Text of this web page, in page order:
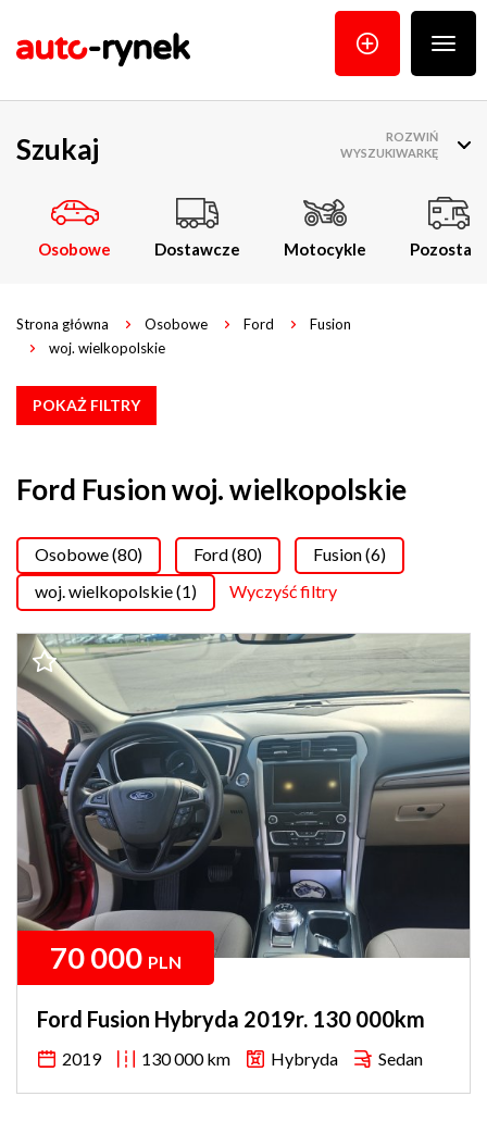
menu
Szukaj
Osobowe Dostawcze Motocykle Pozostałe
ROZWIŃ
WYSZUKIWARKĘ
Strona główna Osobowe Ford
Fusion
woj. wielkopolskie
POKAŻ FILTRY
Ford Fusion woj. wielkopolskie
Osobowe (80) Ford (80)
Fusion (6)
woj. wielkopolskie (1)
Wyczyść filtry
70 000 PLN
Ford Fusion Hybryda 2019r. 130 000km
2019 130 000 km Hybryda Sedan